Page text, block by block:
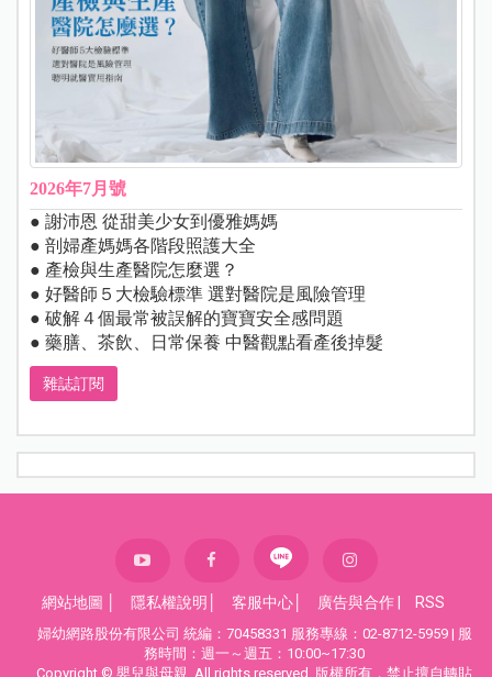
2026年7月號
● 謝沛恩 從甜美少女到優雅媽媽
● 剖婦產媽媽各階段照護大全
● 產檢與生產醫院怎麼選？
● 好醫師５大檢驗標準 選對醫院是風險管理
● 破解４個最常被誤解的寶寶安全感問題
● 藥膳、茶飲、日常保養 中醫觀點看產後掉髮
雜誌訂閱
網站地圖 隱私權說明 客服中心 廣告與合作 RSS
婦幼網路股份有限公司 統編：70458331 服務專線：02-8712-5959 | 服
務時間：週一～週五：10:00~17:30
Copyright © 嬰兒與母親. All rights reserved. 版權所有，禁止擅自轉貼